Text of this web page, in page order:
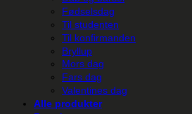
Fødselsdag
Til studenten
Til konfirmanden
Bryllup
Mors dag
Fars dag
Valentines dag
Alle produkter